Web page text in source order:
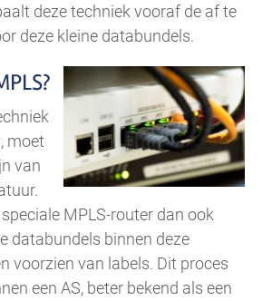
deze techniek vooraf de af te
deze kleine databundels.
moet
van
MPLS-router dan ook
databundels binnen deze
voorzien van labels. Dit proces
een AS, beter bekend als een